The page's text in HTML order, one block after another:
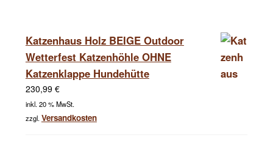
Katzenhaus Holz BEIGE Outdoor
Wetterfest Katzenhöhle OHNE
Katzenklappe Hundehütte
230,99 €
inkl. 20 % MwSt.
zzgl. Versandkosten